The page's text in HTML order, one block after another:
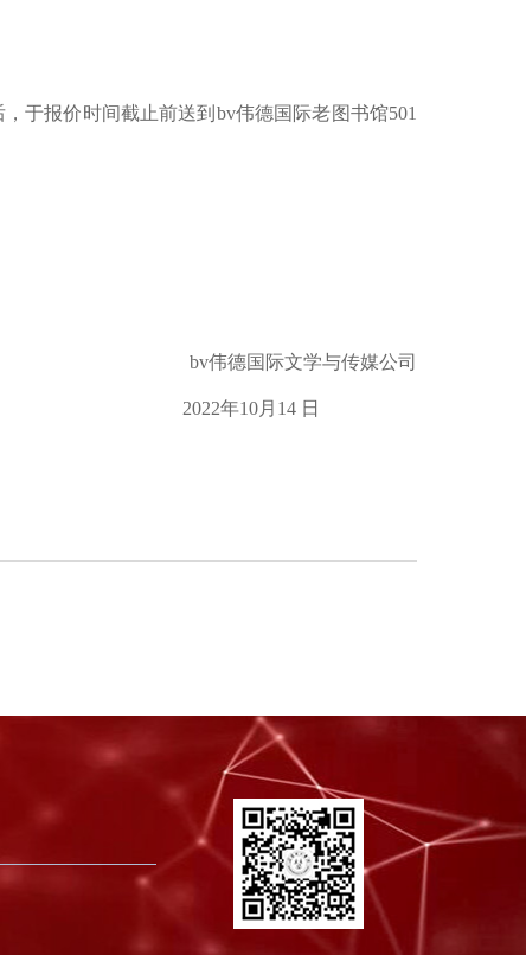
于报价时间截止前送到bv伟德国际老图书馆501
bv伟德国际文学与传媒公司
年10月 14 日